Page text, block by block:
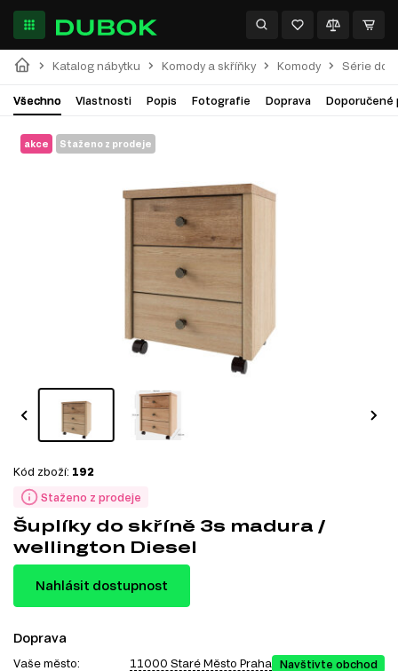
Katalog nábytku Komody a skříňky Komody Série do
Všechno Vlastnosti Popis Fotografie Doprava Doporučené
akce Staženo z prodeje
Staženo z prodeje
Kód zboží: 192
Šuplíky do skříně 3s madura /
wellington Diesel
Nahlásit dostupnost
Doprava
Vaše město: 11000 Staré Město Praha Navštivte obchod